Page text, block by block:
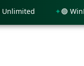
🟢 WinRAR